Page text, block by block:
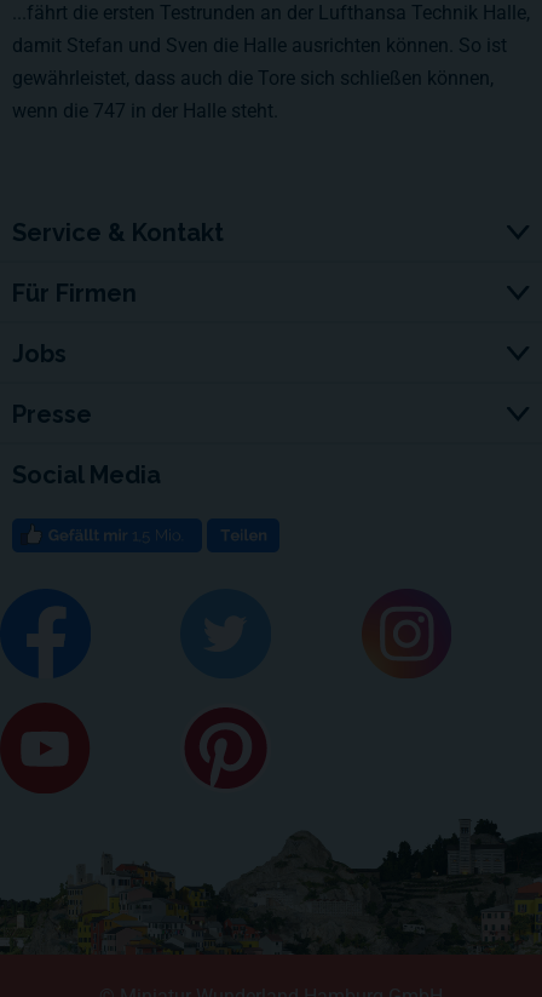
...fährt die ersten Testrunden an der Lufthansa Technik Halle,
damit Stefan und Sven die Halle ausrichten können. So ist
gewährleistet, dass auch die Tore sich schließen können,
wenn die 747 in der Halle steht.
Service & Kontakt
Für Firmen
Jobs
Presse
Social Media